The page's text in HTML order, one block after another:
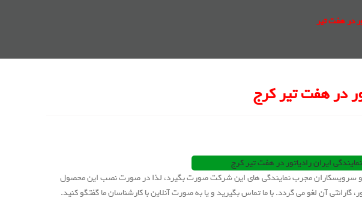
در هفت تیر
در هفت تیر کرج
و سرویسکاران مجرب نمایندگی های این شرکت صورت بگیرد، لذا در صورت نصب این محصول
آن لغو می گردد. با ما تماس بگیرید و یا به صورت آنلاین با کارشناسان ما گفتگو کنید.